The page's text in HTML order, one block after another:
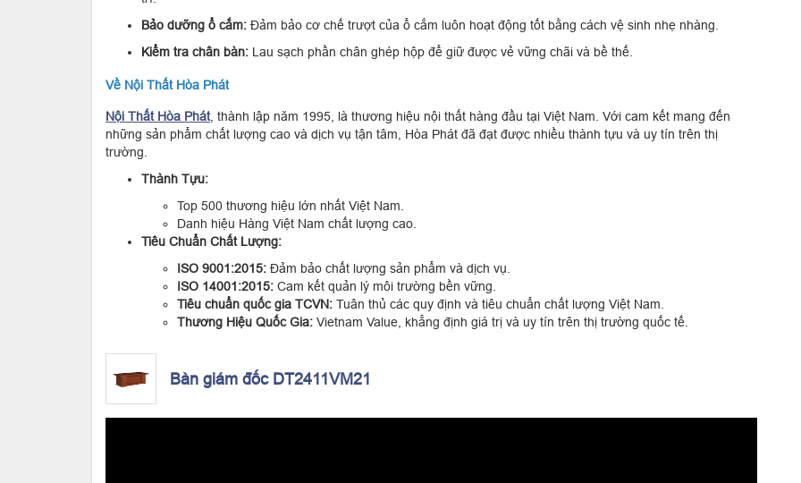
Bảo dưỡng ổ cắm: Đảm bảo cơ chế trượt của ổ cắm luôn hoạt động tốt bằng cách vệ sinh nhẹ nhàng.
Kiểm tra chân bàn: Lau sạch phần chân ghép hộp để giữ được vẻ vững chãi và bề thế.
Về Nội Thất Hòa Phát
Nội Thất Hòa Phát, thành lập năm 1995, là thương hiệu nội thất hàng đầu tại Việt Nam. Với cam kết mang đến
những sản phẩm chất lượng cao và dịch vụ tận tâm, Hòa Phát đã đạt được nhiều thành tựu và uy tín trên thị
trường.
Thành Tựu:
Top 500 thương hiệu lớn nhất Việt Nam.
Danh hiệu Hàng Việt Nam chất lượng cao.
Tiêu Chuẩn Chất Lượng:
ISO 9001:2015: Đảm bảo chất lượng sản phẩm và dịch vụ.
ISO 14001:2015: Cam kết quản lý môi trường bền vững.
Tiêu chuẩn quốc gia TCVN: Tuân thủ các quy định và tiêu chuẩn chất lượng Việt Nam.
Thương Hiệu Quốc Gia: Vietnam Value, khẳng định giá trị và uy tín trên thị trường quốc tế.
Bàn giám đốc DT2411VM21